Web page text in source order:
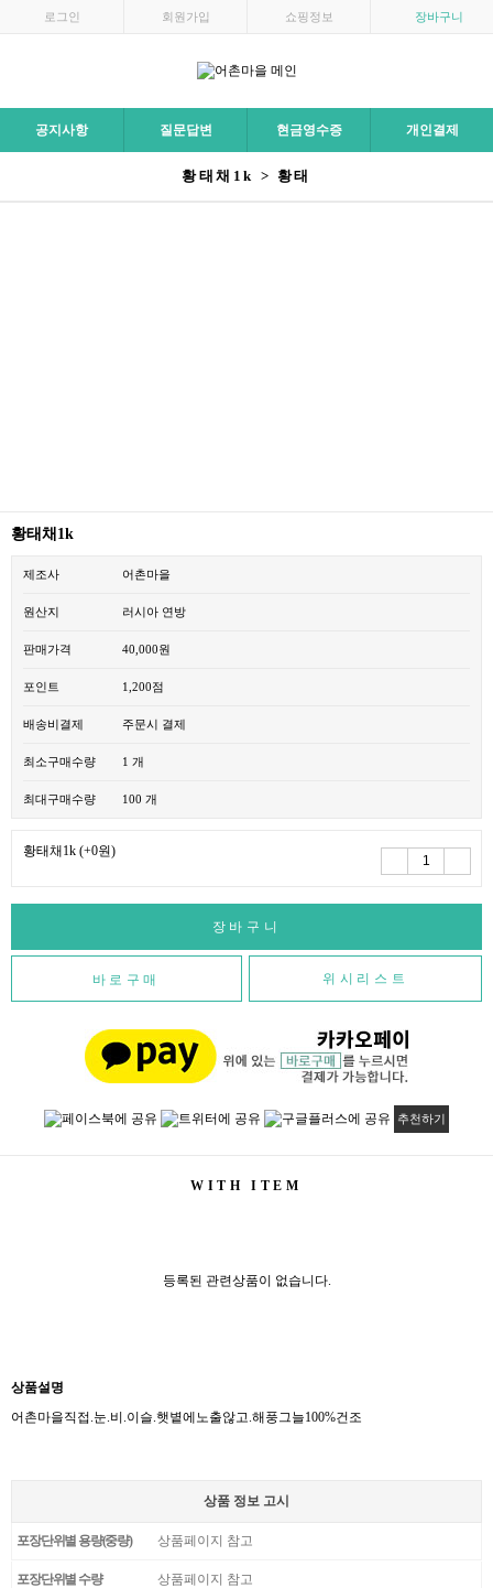
로그인 회원가입 쇼핑정보 장바구니
공지사항 질문답변 현금영수증 개인결제
황태채1k > 황태
황태채1k
제조사 어촌마을
원산지 러시아 연방
판매가격 40,000원
포인트 1,200점
배송비결제 주문시 결제
최소구매수량 1 개
최대구매수량 100 개
황태채1k (+0원)
위시리스트
추천하기
WITH ITEM
등록된 관련상품이 없습니다.
상품설명
어촌마을직접.눈.비.이슬.햇볕에노출않고.해풍그늘100%건조
상품 정보 고시
포장단위별 용량(중량) 상품페이지 참고
포장단위별 수량 상품페이지 참고